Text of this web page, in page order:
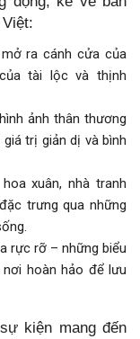
ra cánh cửa của
tài lộc và thịnh
ảnh thân thương
trị giản dị và bình
xuân, nhà tranh
trưng qua những
rực rỡ – những biểu
hoàn hảo để lưu
kiện mang đến